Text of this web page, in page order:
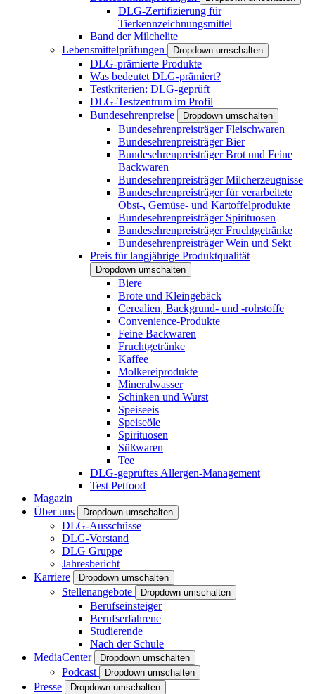
DLG-Zertifizierung für
Tierkennzeichnungsmittel
Band der Milchelite
Lebensmittelprüfungen
Dropdown umschalten
DLG-prämierte Produkte
Was bedeutet DLG-prämiert?
Testkriterien: DLG-geprüft
DLG-Testzentrum im Profil
Bundesehrenpreise
Dropdown umschalten
Bundesehrenpreisträger Fleischwaren
Bundesehrenpreisträger Bier
Bundesehrenpreisträger Brot und Feine
Backwaren
Bundesehrenpreisträger Milcherzeugnisse
Bundesehrenpreisträger für verarbeitete
Obst-, Gemüse- und Kartoffelprodukte
Bundesehrenpreisträger Spirituosen
Bundesehrenpreisträger Fruchtgetränke
Bundesehrenpreisträger Wein und Sekt
Preis für langjährige Produktqualität
Dropdown umschalten
Biere
Brote und Kleingebäck
Cerealien, Backgrund- und -rohstoffe
Convenience-Produkte
Feine Backwaren
Fruchtgetränke
Kaffee
Molkereiprodukte
Mineralwasser
Schinken und Wurst
Speiseeis
Speiseöle
Spirituosen
Süßwaren
Tee
DLG-geprüftes Allergen-Management
Test Petfood
Magazin
Über uns
Dropdown umschalten
DLG-Ausschüsse
DLG-Vorstand
DLG Gruppe
Jahresbericht
Karriere
Dropdown umschalten
Stellenangebote Dropdown umschalten
Berufseinsteiger
Berufserfahrene
Studierende
Nach der Schule
MediaCenter
Dropdown umschalten
Podcast Dropdown umschalten
Presse Dropdown umschalten